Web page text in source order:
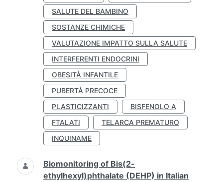
SALUTE DEL BAMBINO
SOSTANZE CHIMICHE
VALUTAZIONE IMPATTO SULLA SALUTE
INTERFERENTI ENDOCRINI
OBESITÀ INFANTILE
PUBERTÀ PRECOCE
PLASTICIZZANTI
BISFENOLO A
FTALATI
TELARCA PREMATURO
INQUINAME
Biomonitoring of Bis(2-
ethylhexyl)phthalate (DEHP) in Italian